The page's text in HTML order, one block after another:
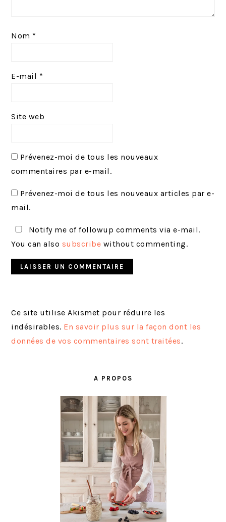
Nom *
E-mail *
Site web
Prévenez-moi de tous les nouveaux
commentaires par e-mail.
Prévenez-moi de tous les nouveaux articles par e-
mail.
Notify me of followup comments via e-mail.
You can also subscribe without commenting.
Ce site utilise Akismet pour réduire les
indésirables. En savoir plus sur la façon dont les
données de vos commentaires sont traitées.
A PROPOS